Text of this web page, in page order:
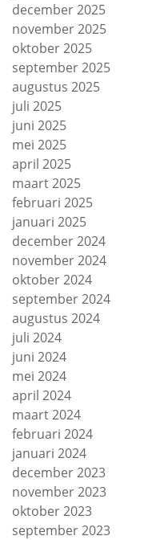
december 2025
november 2025
oktober 2025
september 2025
augustus 2025
juli 2025
juni 2025
mei 2025
april 2025
maart 2025
februari 2025
januari 2025
december 2024
november 2024
oktober 2024
september 2024
augustus 2024
juli 2024
juni 2024
mei 2024
april 2024
maart 2024
februari 2024
januari 2024
december 2023
november 2023
oktober 2023
september 2023